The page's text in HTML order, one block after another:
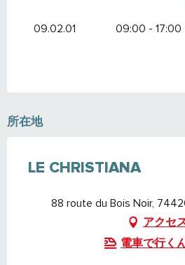
09.02.01 09:00 - 17:00
所在地
LE CHRISTIANA
88 route du Bois Noir,
アクセ
電車で行く